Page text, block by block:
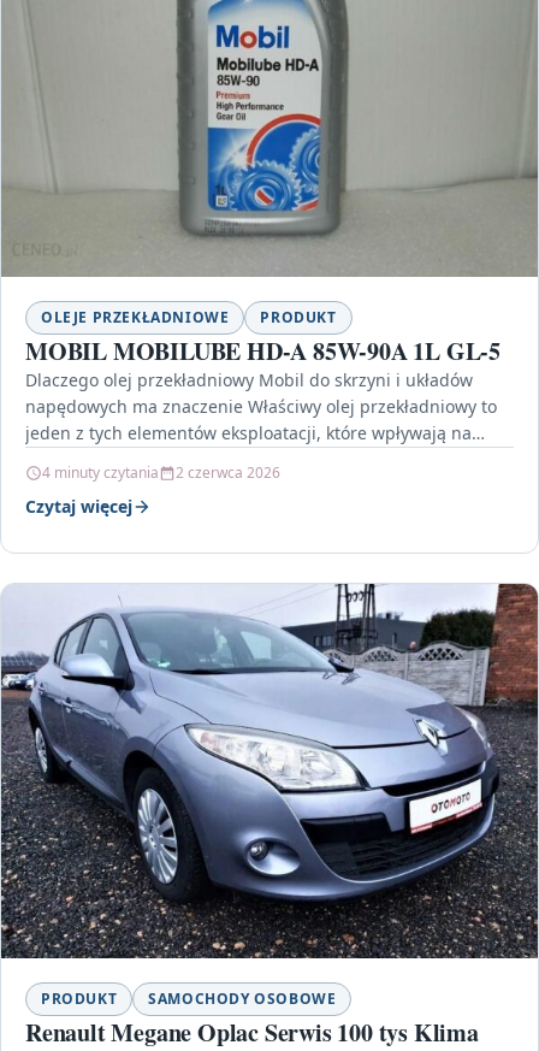
OLEJE PRZEKŁADNIOWE PRODUKT
MOBIL MOBILUBE HD-A 85W-90A 1L GL-5
Dlaczego olej przekładniowy Mobil do skrzyni i układów
napędowych ma znaczenie Właściwy olej przekładniowy to
jeden z tych elementów eksploatacji, które wpływają na
4 minuty czytania 2 czerwca 2026
Czytaj więcej
PRODUKT SAMOCHODY OSOBOWE
Renault Megane Oplac Serwis 100 tys Klima